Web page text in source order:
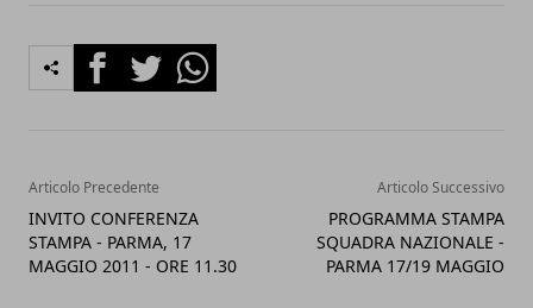
FacebookTwitterWhatsapp
Articolo Precedente
INVITO CONFERENZA
STAMPA - PARMA, 17
MAGGIO 2011 - ORE 11.30
Articolo Successivo
PROGRAMMA STAMPA
SQUADRA NAZIONALE -
PARMA 17/19 MAGGIO